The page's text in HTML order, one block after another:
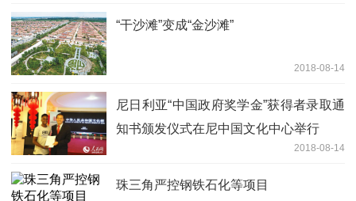
“干沙滩”变成“金沙滩”
2018-08-14
尼日利亚“中国政府奖学金”获得者录取通
知书颁发仪式在尼中国文化中心举行
2018-08-14
珠三角严控钢铁石化等项目